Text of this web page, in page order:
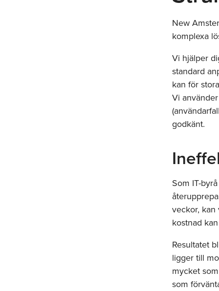
New
komplexa
Vi hjälper
standard
kan för
Vi
godkänt.
Som IT-
veckor, kan
kostnad
Resultatet
ligger till
mycket
som